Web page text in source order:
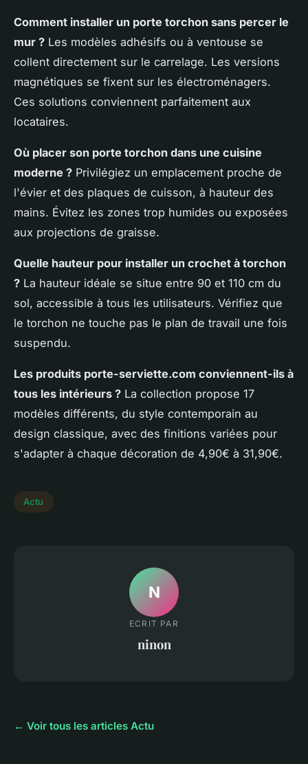
Comment installer un porte torchon sans percer le
mur ? Les modèles adhésifs ou à ventouse se
collent directement sur le carrelage. Les versions
magnétiques se fixent sur les électroménagers.
Ces solutions conviennent parfaitement aux
locataires.
Où placer son porte torchon dans une cuisine
moderne ? Privilégiez un emplacement proche de
l'évier et des plaques de cuisson, à hauteur des
mains. Évitez les zones trop humides ou exposées
aux projections de graisse.
Quelle hauteur pour installer un crochet à torchon
? La hauteur idéale se situe entre 90 et 110 cm du
sol, accessible à tous les utilisateurs. Vérifiez que
le torchon ne touche pas le plan de travail une fois
suspendu.
Les produits porte-serviette.com conviennent-ils à
tous les intérieurs ? La collection propose 17
modèles différents, du style contemporain au
design classique, avec des finitions variées pour
s'adapter à chaque décoration de 4,90€ à 31,90€.
Actu
N
ECRIT PAR
ninon
← Voir tous les articles Actu